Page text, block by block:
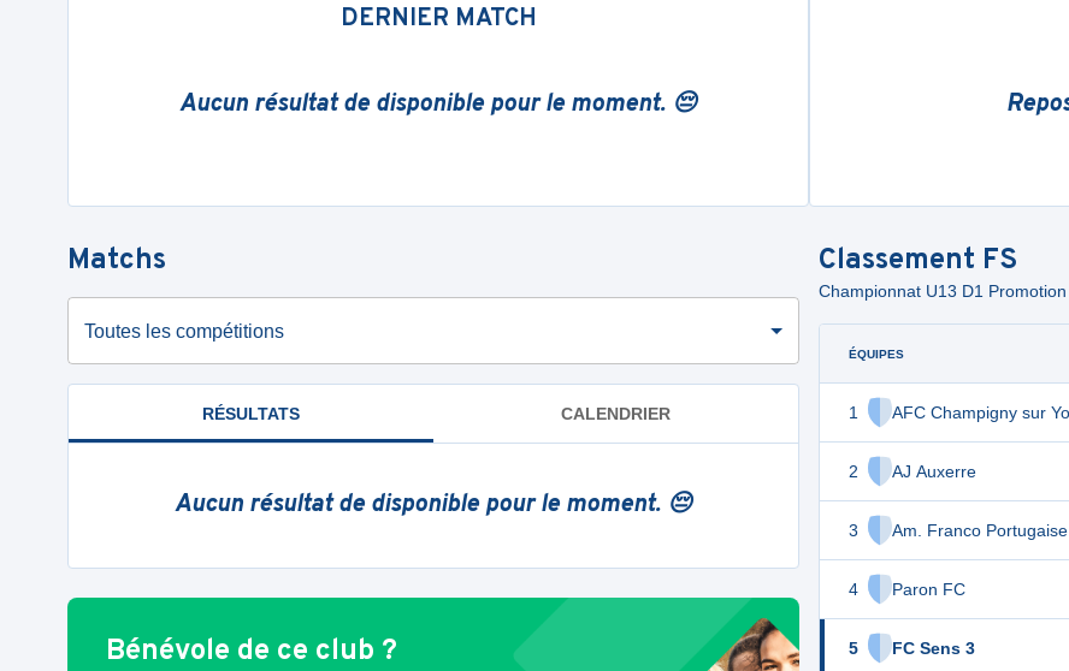
DERNIER MATCH
Aucun résultat de disponible pour le moment. 😔
Matchs
Toutes les compétitions
RÉSULTATS CALENDRIER
Aucun résultat de disponible pour le moment. 😔
Bénévole de ce club ?
Classement FS
Championnat U13 D1
ÉQUIPES
1 AFC Champigny sur
2 AJ Auxerre
3 Am. Franco
4 Paron FC
5 FC Sens 3